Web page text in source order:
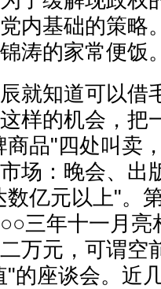
内基础的策略
涛的家常便饭
就知道可以借
样的机会，把
品"四处叫卖
场：晚会、出
亿元以上"。
三年十一月亮
万元，可谓空
的座谈会。近